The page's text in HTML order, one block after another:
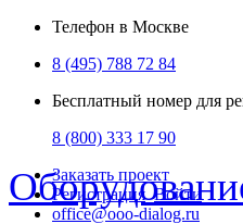
Телефон в Москве
8 (495) 788 72 84
Бесплатный номер для
8 (800) 333 17 90
Заказать проект
Регистрация Войти
office@ooo-dialog.ru